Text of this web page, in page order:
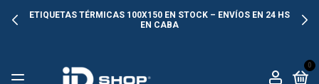
🏪 RETIRO EN EL DÍA
0